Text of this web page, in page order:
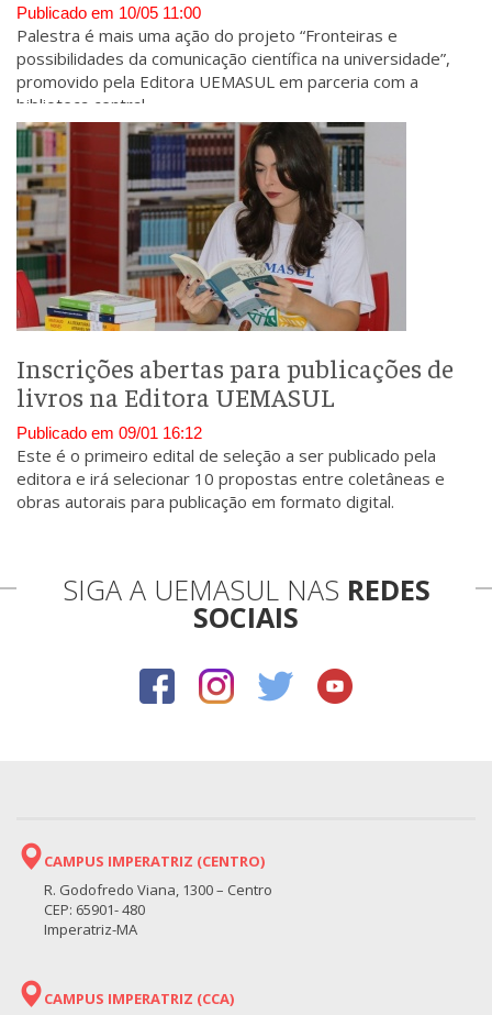
Publicado em 10/05 11:00
Palestra é mais uma ação do projeto “Fronteiras e
possibilidades da comunicação científica na universidade”,
promovido pela Editora UEMASUL em parceria com a
biblioteca central.
Inscrições abertas para publicações de
livros na Editora UEMASUL
Publicado em 09/01 16:12
Este é o primeiro edital de seleção a ser publicado pela
editora e irá selecionar 10 propostas entre coletâneas e
obras autorais para publicação em formato digital.
SIGA A UEMASUL NAS REDES
SOCIAIS
CAMPUS IMPERATRIZ (CENTRO)
R. Godofredo Viana, 1300 – Centro
CEP: 65901- 480
Imperatriz-MA
CAMPUS IMPERATRIZ (CCA)